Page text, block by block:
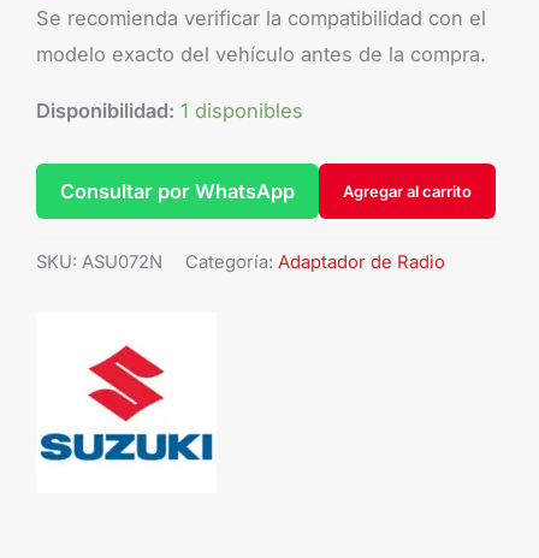
Se recomienda verificar la compatibilidad con el
modelo exacto del vehículo antes de la compra.
Disponibilidad: 1 disponibles
Agregar al carrito
Consultar por WhatsApp
SKU: ASU072N Categoría: Adaptador de Radio